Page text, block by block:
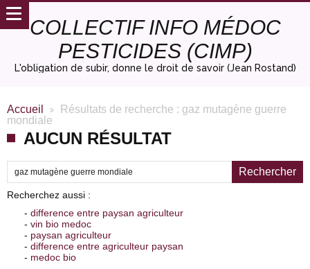
COLLECTIF INFO MÉDOC
PESTICIDES (CIMP)
L'obligation de subir, donne le droit de savoir (Jean Rostand)
Accueil
Résultats de recherche : gaz mutagène guerre
mondiale
AUCUN RÉSULTAT
Recherche pour :
Recherchez aussi :
- difference entre paysan agriculteur
- vin bio medoc
- paysan agriculteur
- difference entre agriculteur paysan
- medoc bio